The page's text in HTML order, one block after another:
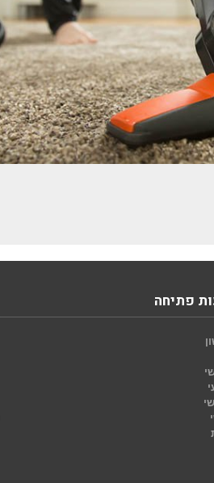
פתיחה